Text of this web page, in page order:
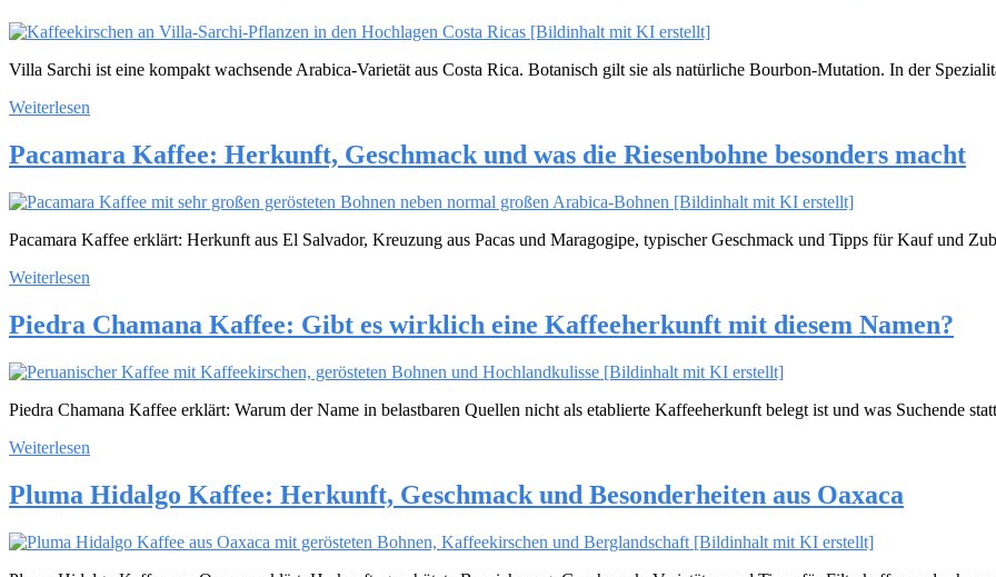
Villa Sarchi ist eine kompakt wachsende Arabica-Varietät aus Costa Rica. Botanisch gilt sie als natürliche Bourbon-Mutation. In der
Weiterlesen
Pacamara Kaffee: Herkunft, Geschmack und was die Riesenbohne besonders macht
Pacamara Kaffee erklärt: Herkunft aus El Salvador, Kreuzung aus Pacas und Maragogipe, typischer Geschmack und Tipps für Kauf und
Weiterlesen
Piedra Chamana Kaffee: Gibt es wirklich eine Kaffeeherkunft mit diesem Namen?
Piedra Chamana Kaffee erklärt: Warum der Name in belastbaren Quellen nicht als etablierte Kaffeeherkunft belegt ist und was Suchende
Weiterlesen
Pluma Hidalgo Kaffee: Herkunft, Geschmack und Besonderheiten aus Oaxaca